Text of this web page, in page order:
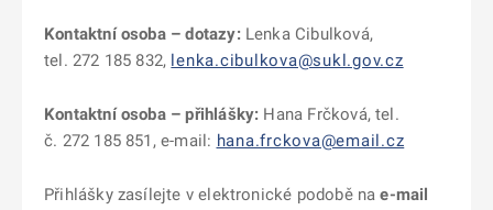
Kontaktní osoba – dotazy:Lenka Cibulková,
tel. 272 185 832, lenka.cibulkova@sukl.gov.cz
Kontaktní osoba – přihlášky: Hana Frčková, tel.
č. 272 185 851, e-mail: hana.frckova@email.cz
Přihlášky zasílejte v elektronické podobě nae-mail